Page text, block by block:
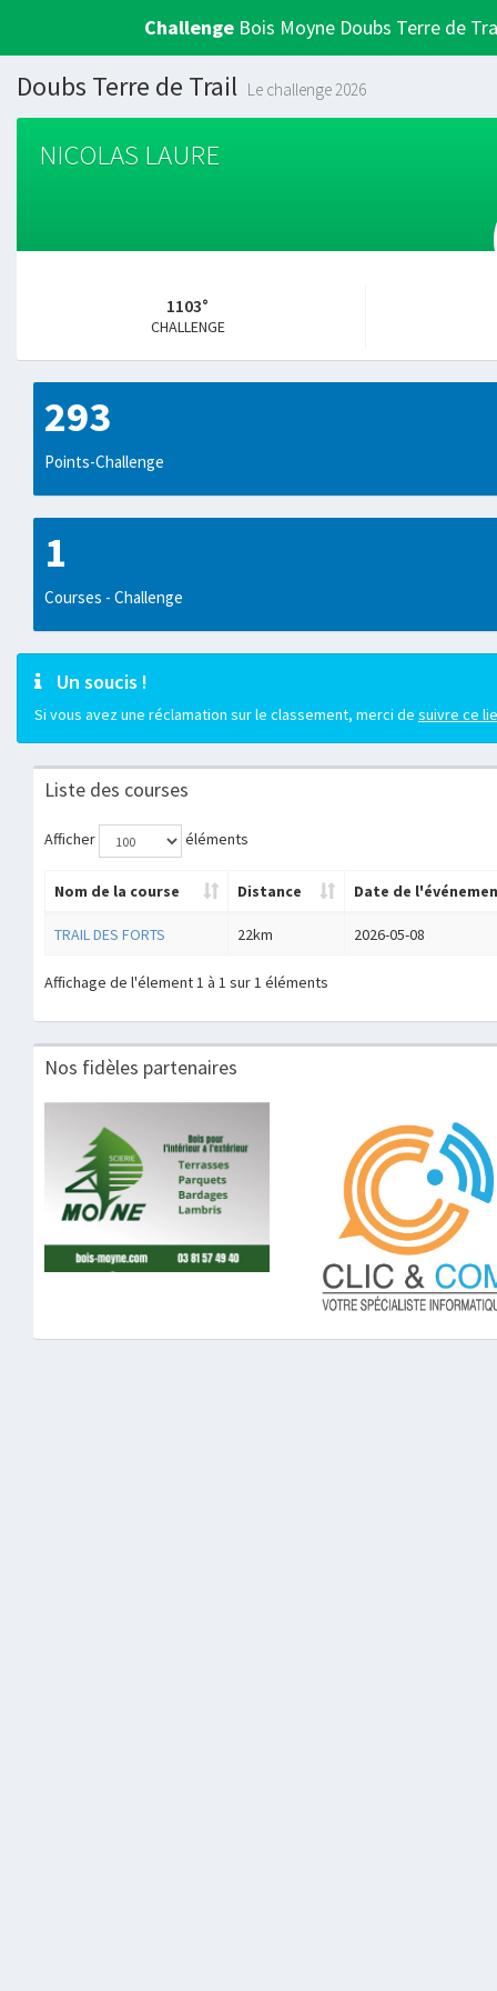
Challenge Bois Moyne Doubs Terre de
Doubs Terre de Trail Le challenge 2026
NICOLAS LAURE
1103°
CHALLENGE
293
Points-Challenge
1
Courses - Challenge
Un soucis !
Si vous avez une réclamation sur le classement, merci de suivre ce
Liste des courses
Afficher éléments
Nom de la course Distance Date de
TRAIL DES FORTS 22km 2026-05-08
Affichage de l'élement 1 à 1 sur 1 éléments
Nos fidèles partenaires